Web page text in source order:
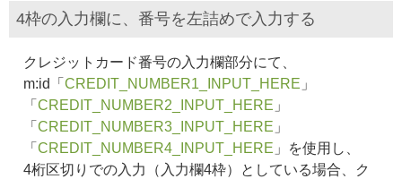
4枠の入力欄に、番号を左詰めで入力する
クレジットカード番号の入力欄部分にて、
m:id「 CREDIT_NUMBER1_INPUT_HERE 」
「 CREDIT_NUMBER2_INPUT_HERE 」
「 CREDIT_NUMBER3_INPUT_HERE 」
「 CREDIT_NUMBER4_INPUT_HERE 」を使用し、
4桁区切りでの入力（入力欄4枠）としている場合、ク